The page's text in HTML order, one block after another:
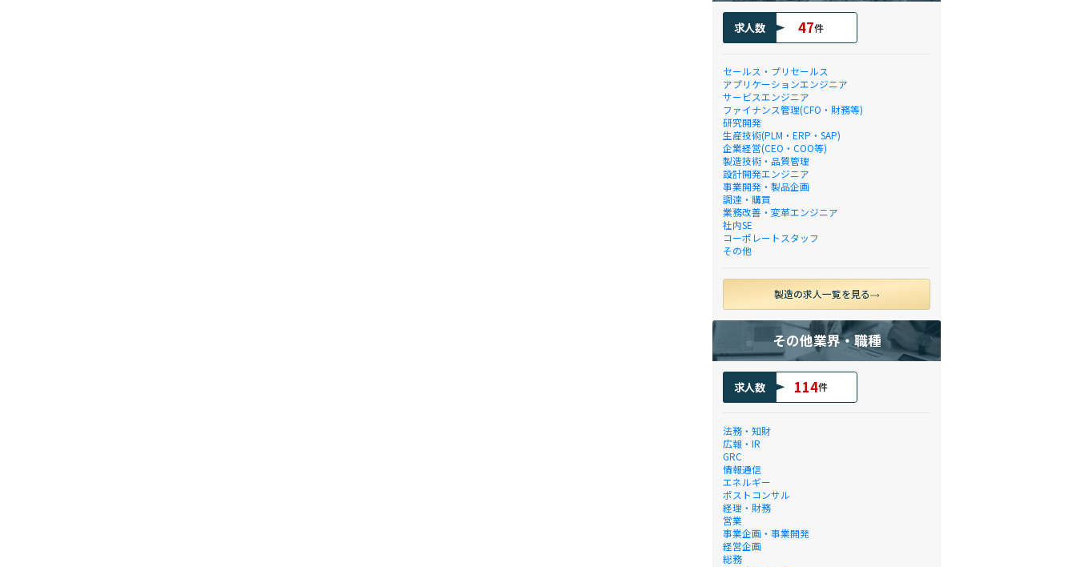
求人数 47件
セールス・プリセールス
アプリケーションエンジニア
サービスエンジニア
ファイナンス管理(CFO・財務等)
研究開発
生産技術(PLM・ERP・SAP)
企業経営(CEO・COO等)
製造技術・品質管理
設計開発エンジニア
事業開発・製品企画
調達・購買
業務改善・変革エンジニア
社内SE
コーポレートスタッフ
その他
製造の求人一覧を見る
その他業界・職種
求人数 114件
法務・知財
広報・IR
GRC
情報通信
エネルギー
ポストコンサル
経理・財務
営業
事業企画・事業開発
経営企画
総務